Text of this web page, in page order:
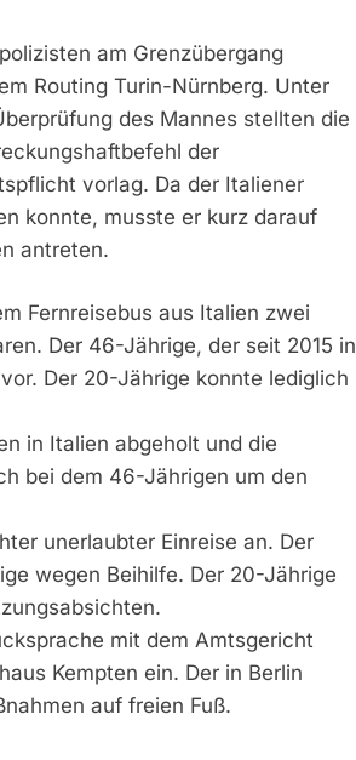
am Grenzübergang
Routing Turin-Nürnberg. Unter
des Mannes stellten die
der
vorlag. Da der Italiener
konnte, musste er kurz darauf
antreten.
Fernreisebus aus Italien zwei
Der 46-Jährige, der seit 2015 in
Der 20-Jährige konnte lediglich
in Italien abgeholt und die
bei dem 46-Jährigen um den
unerlaubter Einreise an. Der
wegen Beihilfe. Der 20-Jährige
mit dem Amtsgericht
Kempten ein. Der in Berlin
auf freien Fuß.